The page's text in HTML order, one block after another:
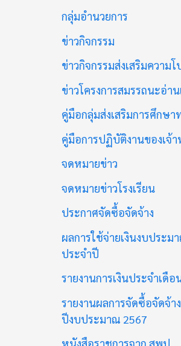
กลุ่มอำนวยการ
ข่าวกิจกรรม
ข่าวกิจกรรมส่งเสริมความโ
ข่าวโครงการสมรรถนะอ่า
คู่มือกลุ่มส่งเสริมการศึกษา
คู่มือการปฏิบัติงานของเจ้
จดหมายข่าว
จดหมายข่าวโรงเรียน
ประกาศจัดซื้อจัดจ้าง
ผลการใช้จ่ายเงินงบประม
ประจำปี
รายงานการเงินประจำเดือ
รายงานผลการจัดซื้อจัดจ้า
ปีงบประมาณ 2567